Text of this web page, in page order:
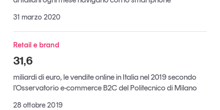
Tendenze Journal
La nostra newsletter nella tua email
Iscriviti
31 marzo 2020
Retail e brand
31,6
miliardi di euro, le vendite online in Italia nel 2019 secondo
l’Osservatorio e-commerce B2C del Politecnico di Milano
28 ottobre 2019